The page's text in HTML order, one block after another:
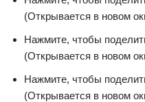
(Открывается в новом
Нажмите, чтобы
(Открывается в новом
Нажмите, чтобы
(Открывается в новом